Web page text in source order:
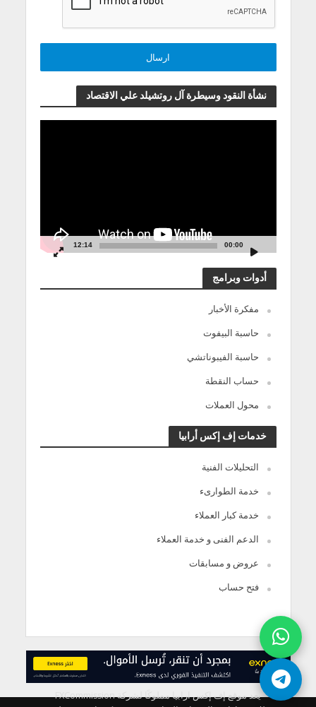
نشأة النقود وسيطرة آل روتشيلد علي الاقتصاد
00:00
12:14
أدوات وبرامج
مفكرة الأخبار
حاسبة البيفوت
حاسبة الفيبوناتشي
حساب النقطة
محول العملات
خدمات إف إكس أرابيا
التحليلات الفنية
خدمة الطوارىء
خدمة كبار العملاء
الدعم الفنى و خدمة العملاء
عروض و مسابقات
فتح حساب
يعد موقع إف إكس ارابيا مملوكًا لشركة FXCommission